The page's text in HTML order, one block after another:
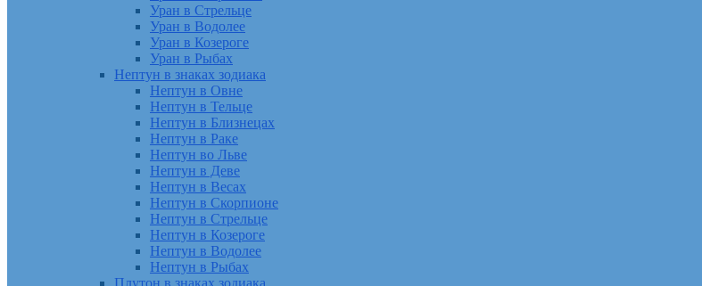
Уран в Стрельце
Уран в Водолее
Уран в Козероге
Уран в Рыбах
Нептун в знаках зодиака
Нептун в Овне
Нептун в Тельце
Нептун в Близнецах
Нептун в Раке
Нептун во Льве
Нептун в Деве
Нептун в Весах
Нептун в Скорпионе
Нептун в Стрельце
Нептун в Козероге
Нептун в Водолее
Нептун в Рыбах
Плутон в знаках зодиака